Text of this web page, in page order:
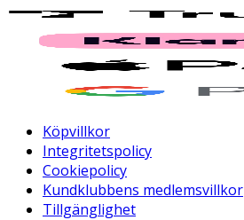
Köpvillkor
Integritetspolicy
Cookiepolicy
Kundklubbens medlemsvillkor
Tillgänglighet